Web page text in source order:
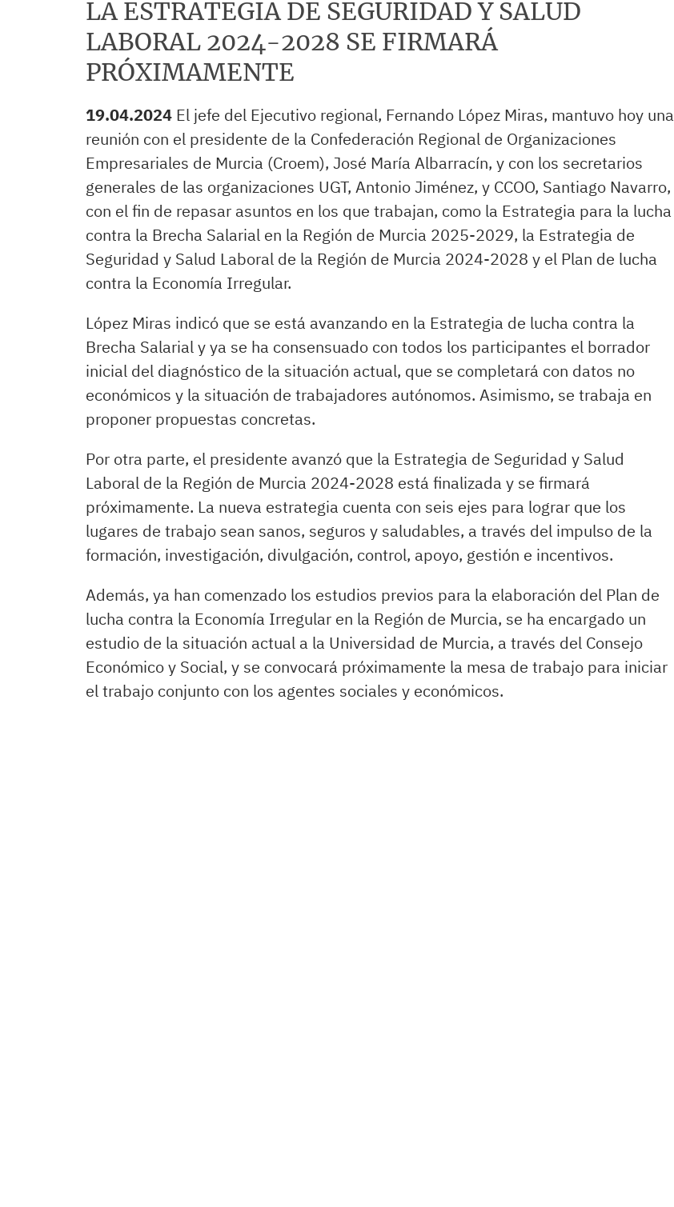
LA ESTRATEGIA DE SEGURIDAD Y SALUD
LABORAL 2024-2028 SE FIRMARÁ
PRÓXIMAMENTE
19.04.2024 El jefe del Ejecutivo regional, Fernando López Miras, mantuvo hoy una
reunión con el presidente de la Confederación Regional de Organizaciones
Empresariales de Murcia (Croem), José María Albarracín, y con los secretarios
generales de las organizaciones UGT, Antonio Jiménez, y CCOO, Santiago Navarro,
con el fin de repasar asuntos en los que trabajan, como la Estrategia para la lucha
contra la Brecha Salarial en la Región de Murcia 2025-2029, la Estrategia de
Seguridad y Salud Laboral de la Región de Murcia 2024-2028 y el Plan de lucha
contra la Economía Irregular.
López Miras indicó que se está avanzando en la Estrategia de lucha contra la
Brecha Salarial y ya se ha consensuado con todos los participantes el borrador
inicial del diagnóstico de la situación actual, que se completará con datos no
económicos y la situación de trabajadores autónomos. Asimismo, se trabaja en
proponer propuestas concretas.
Por otra parte, el presidente avanzó que la Estrategia de Seguridad y Salud
Laboral de la Región de Murcia 2024-2028 está finalizada y se firmará
próximamente. La nueva estrategia cuenta con seis ejes para lograr que los
lugares de trabajo sean sanos, seguros y saludables, a través del impulso de la
formación, investigación, divulgación, control, apoyo, gestión e incentivos.
Además, ya han comenzado los estudios previos para la elaboración del Plan de
lucha contra la Economía Irregular en la Región de Murcia, se ha encargado un
estudio de la situación actual a la Universidad de Murcia, a través del Consejo
Económico y Social, y se convocará próximamente la mesa de trabajo para iniciar
el trabajo conjunto con los agentes sociales y económicos.